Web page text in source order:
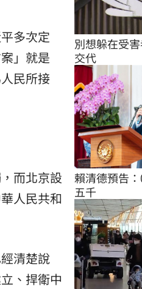
多次定
」就是
民所接
而北京設
人民共和
清楚說
、捍衛中
別想躲在受
交代
賴清德預告
五千